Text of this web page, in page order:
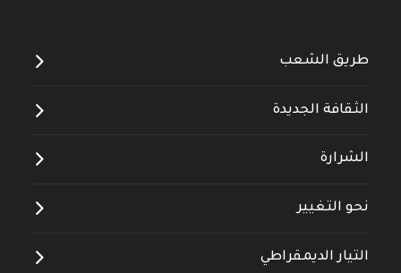
طريق الشعب
الثقافة الجديدة
الشرارة
نحو التغيير
التيار الديمقراطي